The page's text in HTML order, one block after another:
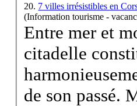
20. 7 villes irrésistibles en
(Information tourisme -
Entre mer et
citadelle
de son passé.